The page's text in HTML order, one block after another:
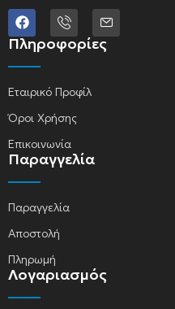
Πληροφορίες
Εταιρικό Προφίλ
Όροι Χρήσης
Επικοινωνία
Παραγγελία
Παραγγελία
Αποστολή
Πληρωμή
Λογαριασμός